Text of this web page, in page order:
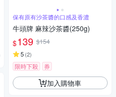
保有原有沙茶醬的口感及香濃
牛頭牌 麻辣沙茶醬(250g)
$139 $154
5 (2)
限時下殺 券
加入購物車